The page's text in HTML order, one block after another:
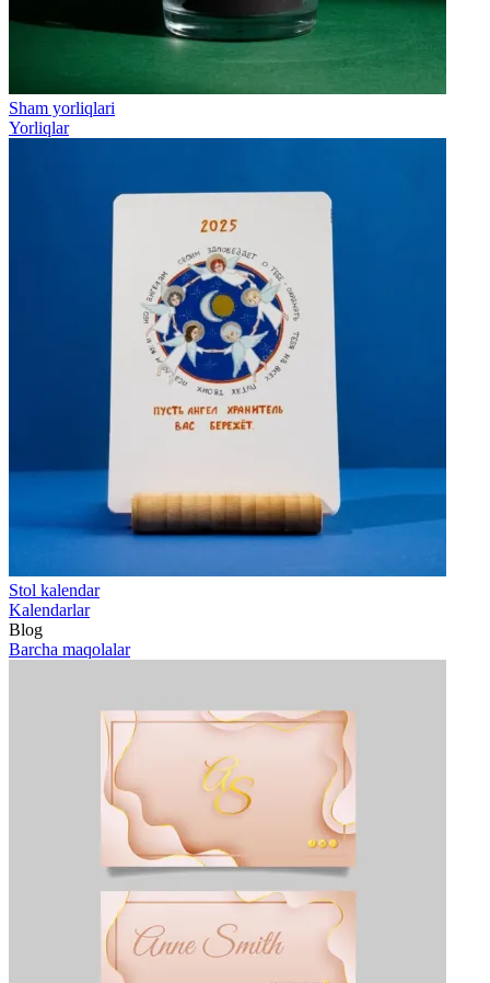
Sham yorliqlari
Yorliqlar
Stol kalendar
Kalendarlar
Blog
Barcha maqolalar